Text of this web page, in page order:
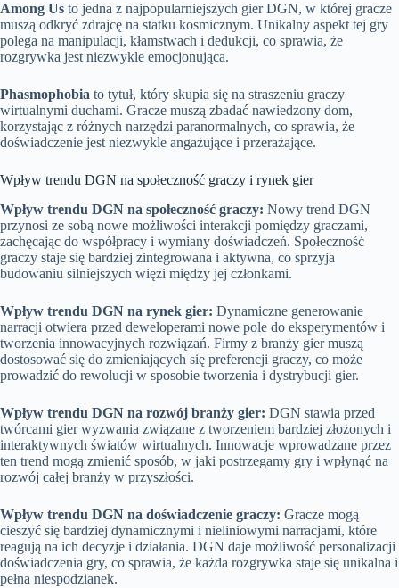
Among Us to jedna z najpopularniejszych gier DGN, w której gracze
muszą odkryć zdrajcę na statku kosmicznym. Unikalny aspekt tej gry
polega na manipulacji, kłamstwach i dedukcji, co sprawia, że
rozgrywka jest niezwykle emocjonująca.
Phasmophobia to tytuł, który skupia się na straszeniu graczy
wirtualnymi duchami. Gracze muszą zbadać nawiedzony dom,
korzystając z różnych narzędzi paranormalnych, co sprawia, że
doświadczenie jest niezwykle angażujące i przerażające.
Wpływ trendu DGN na społeczność graczy i rynek gier
Wpływ trendu DGN na społeczność graczy: Nowy trend DGN
przynosi ze sobą nowe możliwości interakcji pomiędzy graczami,
zachęcając do współpracy i wymiany doświadczeń. Społeczność
graczy staje się bardziej zintegrowana i aktywna, co sprzyja
budowaniu silniejszych więzi między jej członkami.
Wpływ trendu DGN na rynek gier: Dynamiczne generowanie
narracji otwiera przed deweloperami nowe pole do eksperymentów i
tworzenia innowacyjnych rozwiązań. Firmy z branży gier muszą
dostosować się do zmieniających się preferencji graczy, co może
prowadzić do rewolucji w sposobie tworzenia i dystrybucji gier.
Wpływ trendu DGN na rozwój branży gier: DGN stawia przed
twórcami gier wyzwania związane z tworzeniem bardziej złożonych i
interaktywnych światów wirtualnych. Innowacje wprowadzane przez
ten trend mogą zmienić sposób, w jaki postrzegamy gry i wpłynąć na
rozwój całej branży w przyszłości.
Wpływ trendu DGN na doświadczenie graczy: Gracze mogą
cieszyć się bardziej dynamicznymi i nieliniowymi narracjami, które
reagują na ich decyzje i działania. DGN daje możliwość personalizacji
doświadczenia gry, co sprawia, że każda rozgrywka staje się unikalna i
pełna niespodzianek.